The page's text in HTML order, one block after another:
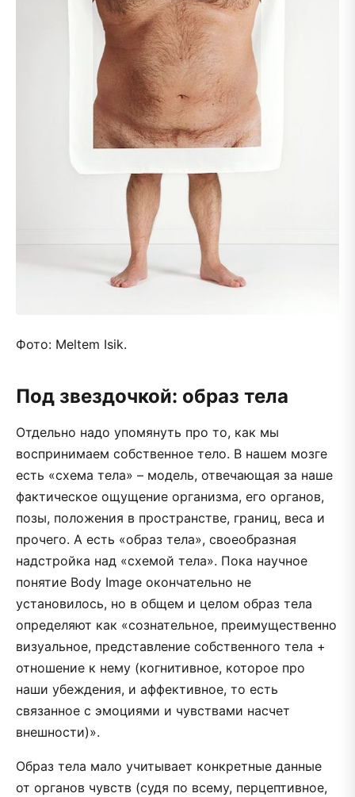
Фото: Meltem Isik.
Под звездочкой: образ тела
Отдельно надо упомянуть про то, как мы
воспринимаем собственное тело. В нашем мозге
есть «схема тела» – модель, отвечающая за наше
фактическое ощущение организма, его органов,
позы, положения в пространстве, границ, веса и
прочего. А есть «образ тела», своеобразная
надстройка над «схемой тела». Пока научное
понятие Body Image окончательно не
установилось, но в общем и целом образ тела
определяют как «сознательное, преимущественно
визуальное, представление собственного тела +
отношение к нему (когнитивное, которое про
наши убеждения, и аффективное, то есть
связанное с эмоциями и чувствами насчет
внешности)».
Образ тела мало учитывает конкретные данные
от органов чувств (судя по всему, перцептивное,